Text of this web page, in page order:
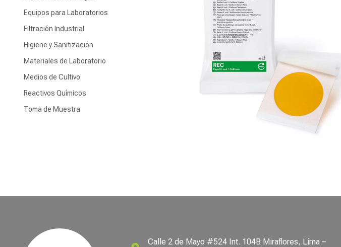
Equipos para Laboratorios
Filtración Industrial
Higiene y Sanitización
Materiales de Laboratorio
Medios de Cultivo
Reactivos Químicos
Toma de Muestra
Calle 2 de Mayo #524 Int. 104B Miraflores, Lima –